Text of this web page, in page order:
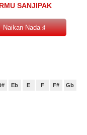
SANJIPAK
Eb E F F# Gb